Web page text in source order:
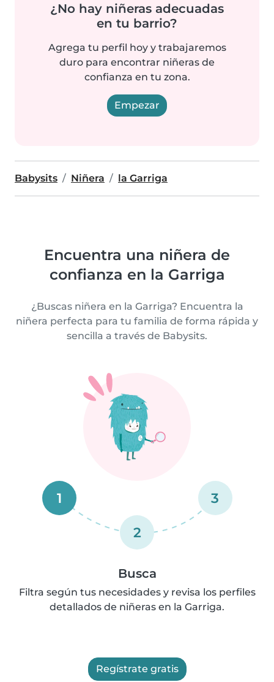
¿No hay niñeras adecuadas
en tu barrio?
Agrega tu perfil hoy y trabajaremos
duro para encontrar niñeras de
confianza en tu zona.
Empezar
Babysits Niñera la Garriga
Encuentra una niñera de
confianza en la Garriga
¿Buscas niñera en la Garriga? Encuentra la
niñera perfecta para tu familia de forma rápida y
sencilla a través de Babysits.
1
2
3
Busca
Filtra según tus necesidades y revisa los perfiles
detallados de niñeras en la Garriga.
Regístrate gratis